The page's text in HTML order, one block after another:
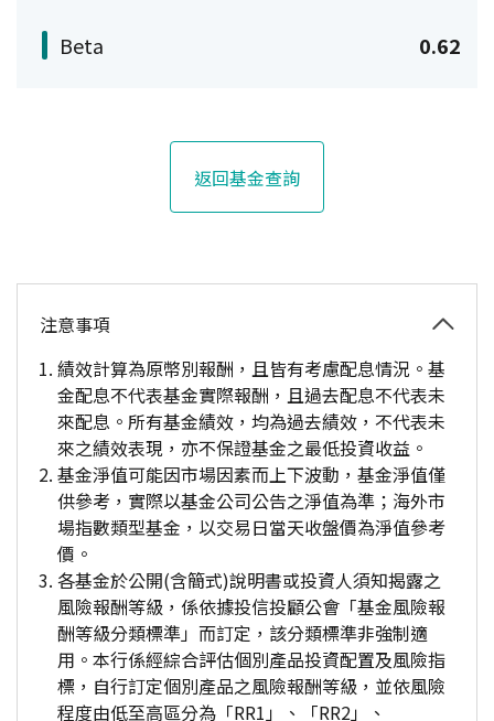
Beta 0.62
返回基金查詢
注意事項
績效計算為原幣別報酬，且皆有考慮配息情況。基
金配息不代表基金實際報酬，且過去配息不代表未
來配息。所有基金績效，均為過去績效，不代表未
來之績效表現，亦不保證基金之最低投資收益。
基金淨值可能因市場因素而上下波動，基金淨值僅
供參考，實際以基金公司公告之淨值為準；海外市
場指數類型基金，以交易日當天收盤價為淨值參考
價。
各基金於公開(含簡式)說明書或投資人須知揭露之
風險報酬等級，係依據投信投顧公會「基金風險報
酬等級分類標準」而訂定，該分類標準非強制適
用。本行係經綜合評估個別產品投資配置及風險指
標，自行訂定個別產品之風險報酬等級，並依風險
程度由低至高區分為「RR1」、「RR2」、